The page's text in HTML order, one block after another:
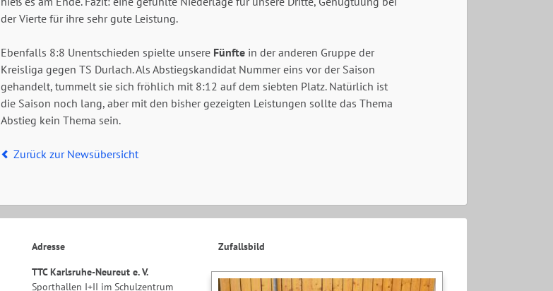
der Vierte für ihre sehr gute Leistung.
Ebenfalls 8:8 Unentschieden spielte unsere Fünfte in der anderen Gruppe der
Kreisliga gegen TS Durlach. Als Abstiegskandidat Nummer eins vor der Saison
gehandelt, tummelt sie sich fröhlich mit 8:12 auf dem siebten Platz. Natürlich ist
die Saison noch lang, aber mit den bisher gezeigten Leistungen sollte das Thema
Abstieg kein Thema sein.
Zurück zur Newsübersicht
Adresse
TTC Karlsruhe-Neureut e. V.
Sporthallen I+II im Schulzentrum
Zufallsbild